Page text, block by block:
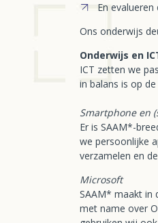
En
Ons onderwijs
Onderwijs en
ICT zetten we
in balans is op
Smartphone en
Er is SAAM*-
we persoonlijke
verzamelen en
Microsoft
SAAM* maakt in
met name over